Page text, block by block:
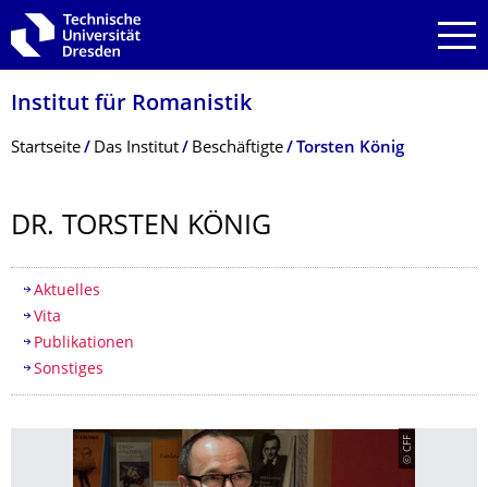
Zur Hauptnavigation springen
Zur Suche springen
Zum Inhalt springen
Institut für Romanistik
Breadcrumb-Menü
Startseite Das Institut Beschäftigte Torsten König
DR. TORSTEN KÖNIG
Inhaltsverzeichnis
Aktuelles
Vita
Publikationen
Sonstiges
© CFF